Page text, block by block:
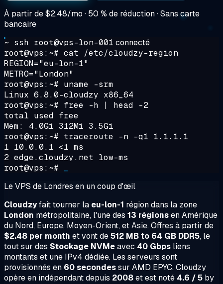
À partir de$2.48/mo · 50 % de réduction · Sans carte
bancaire
~ ssh root@vps-lon-001 connecté
root@vps:~# cat /etc/cloudzy-region
REGION="eu-lon-1"
METRO="London"
root@vps:~# uname -srm
Linux 6.8.0-cloudzy x86_64
root@vps:~# free -h | head -2
total used free
Mem: 4.0Gi 312Mi 3.5Gi
root@vps:~# traceroute -n -q1 1.1.1.1
1 10.0.0.1 <1 ms
2 edge.cloudzy.net low-ms
root@vps:~#
Le VPS de Londres en un coup d'œil
Cloudzyfait tourner la eu-lon-1 région dans la zone
London métropolitaine, l'une des 13 régionsen Amérique
du Nord, Europe, Moyen-Orient, et Asie. Offres à partir de
$2.48 per month et vont de512 MB to 64 GB DDR5, le
tout sur des Stockage NVMeavec 40 Gbps liens
montants et une IPv4 dédiée. Les serveurs sont
provisionnés en 60 secondessur AMD EPYC. Cloudzy
opère en indépendant depuis 2008et est noté 4.6 / 5 by